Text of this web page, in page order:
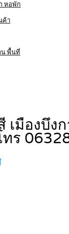
หอพัก
ค้า
น พื้นที่
เมืองบึง
ทร